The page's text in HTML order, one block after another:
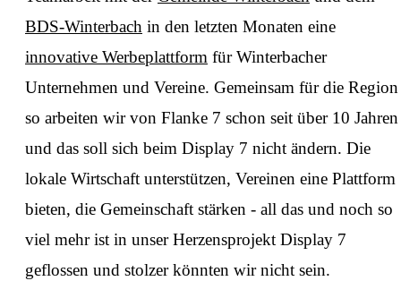
BDS-Winterbach in den letzten Monaten eine
innovative Werbeplattform für Winterbacher
Unternehmen und Vereine. Gemeinsam für die
so arbeiten wir von Flanke 7 schon seit über 10 Jahren
und das soll sich beim Display 7 nicht ändern. Die
lokale Wirtschaft unterstützen, Vereinen eine Plattform
bieten, die Gemeinschaft stärken - all das und noch so
viel mehr ist in unser Herzensprojekt Display 7
geflossen und stolzer könnten wir nicht sein.